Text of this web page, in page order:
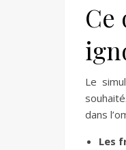
Ce
Le
dans
Les